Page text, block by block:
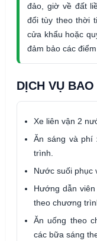
đảo, giờ về đất
đổi tùy theo thời
cửa khẩu hoặc
đảm bảo các
DỊCH VỤ
Xe liên vận 2
Ăn sáng và phí
trình.
Nước suối phục
Hướng dẫn
theo chương
Ăn uống theo
các bữa sáng